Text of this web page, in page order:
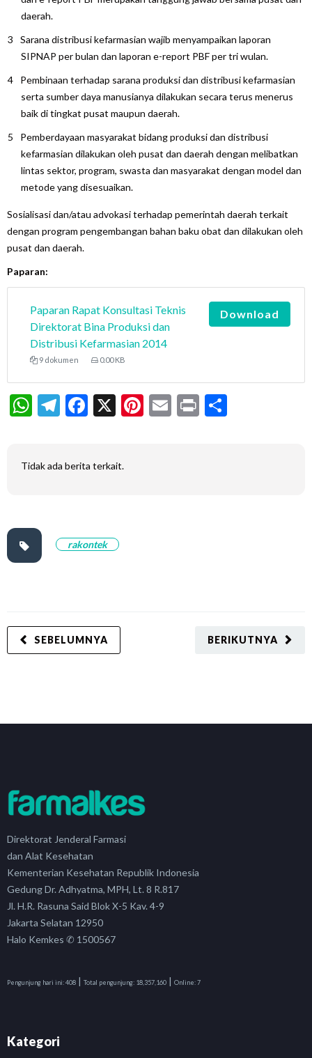
daerah.
Sarana distribusi kefarmasian wajib menyampaikan laporan
SIPNAP per bulan dan laporan e-report PBF per tri wulan.
Pembinaan terhadap sarana produksi dan distribusi kefarmasian
serta sumber daya manusianya dilakukan secara terus menerus
baik di tingkat pusat maupun daerah.
Pemberdayaan masyarakat bidang produksi dan distribusi
kefarmasian dilakukan oleh pusat dan daerah dengan melibatkan
lintas sektor, program, swasta dan masyarakat dengan model dan
metode yang disesuaikan.
Sosialisasi dan/atau advokasi terhadap pemerintah daerah terkait
dengan program pengembangan bahan baku obat dan dilakukan oleh
pusat dan daerah.
Paparan:
Paparan Rapat Konsultasi Teknis
Direktorat Bina Produksi dan
Distribusi Kefarmasian 2014
9 dokumen 0.00 KB
Download
WhatsApp
Telegram
Facebook
X Pinterest
Email
Print
Tidak ada berita terkait.
rakontek
BERIKUTNYA
SEBELUMNYA
Direktorat Jenderal Farmasi
dan Alat Kesehatan
Kementerian Kesehatan Republik Indonesia
Gedung Dr. Adhyatma, MPH, Lt. 8 R.817
Jl. H.R. Rasuna Said Blok X-5 Kav. 4-9
Jakarta Selatan 12950
Halo Kemkes ✆ 1500567
Pengunjung hari ini:408 | Total pengunjung: 18,357,160 | Online:7
Kategori